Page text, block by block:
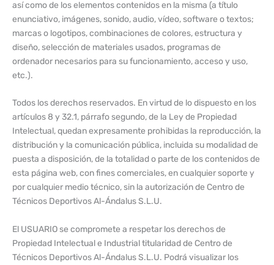
así como de los elementos contenidos en la misma (a título
enunciativo, imágenes, sonido, audio, vídeo, software o textos;
marcas o logotipos, combinaciones de colores, estructura y
diseño, selección de materiales usados, programas de
ordenador necesarios para su funcionamiento, acceso y uso,
etc.).
Todos los derechos reservados. En virtud de lo dispuesto en los
artículos 8 y 32.1, párrafo segundo, de la Ley de Propiedad
Intelectual, quedan expresamente prohibidas la reproducción, la
distribución y la comunicación pública, incluida su modalidad de
puesta a disposición, de la totalidad o parte de los contenidos de
esta página web, con fines comerciales, en cualquier soporte y
por cualquier medio técnico, sin la autorización de Centro de
Técnicos Deportivos Al-Ándalus S.L.U.
El USUARIO se compromete a respetar los derechos de
Propiedad Intelectual e Industrial titularidad de Centro de
Técnicos Deportivos Al-Ándalus S.L.U. Podrá visualizar los